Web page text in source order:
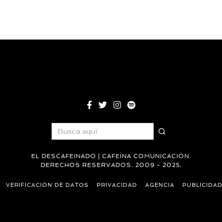
EL DESCAFEINADO | CAFEÍNA COMUNICACIÓN.
DERECHOS RESERVADOS. 2009 - 2025.
VERIFICACIÓN DE DATOS PRIVACIDAD AGENCIA PUBLICIDAD